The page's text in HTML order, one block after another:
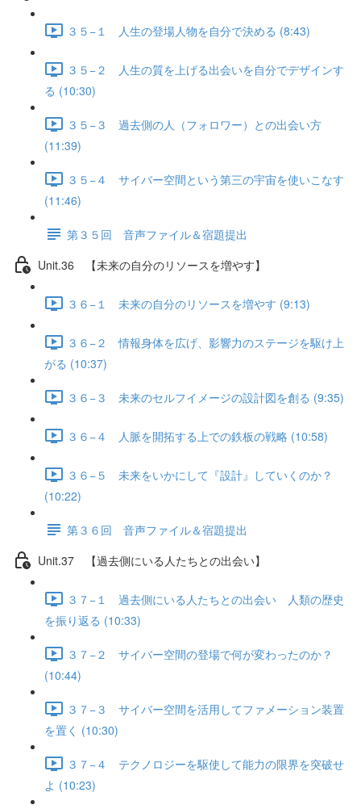
３５−１ 人生の登場人物を自分で決める (8:43)
３５−２ 人生の質を上げる出会いを自分でデザインす
る (10:30)
３５−３ 過去側の人（フォロワー）との出会い方
(11:39)
３５−４ サイバー空間という第三の宇宙を使いこなす
(11:46)
第３５回 音声ファイル＆宿題提出
Unit.36 【未来の自分のリソースを増やす】
３６−１ 未来の自分のリソースを増やす (9:13)
３６−２ 情報身体を広げ、影響力のステージを駆け上
がる (10:37)
３６−３ 未来のセルフイメージの設計図を創る (9:35)
３６−４ 人脈を開拓する上での鉄板の戦略 (10:58)
３６−５ 未来をいかにして『設計』していくのか？
(10:22)
第３６回 音声ファイル＆宿題提出
Unit.37 【過去側にいる人たちとの出会い】
３７−１ 過去側にいる人たちとの出会い 人類の歴史
を振り返る (10:33)
３７−２ サイバー空間の登場で何が変わったのか？
(10:44)
３７−３ サイバー空間を活用してファメーション装置
を置く (10:30)
３７−４ テクノロジーを駆使して能力の限界を突破せ
よ (10:23)